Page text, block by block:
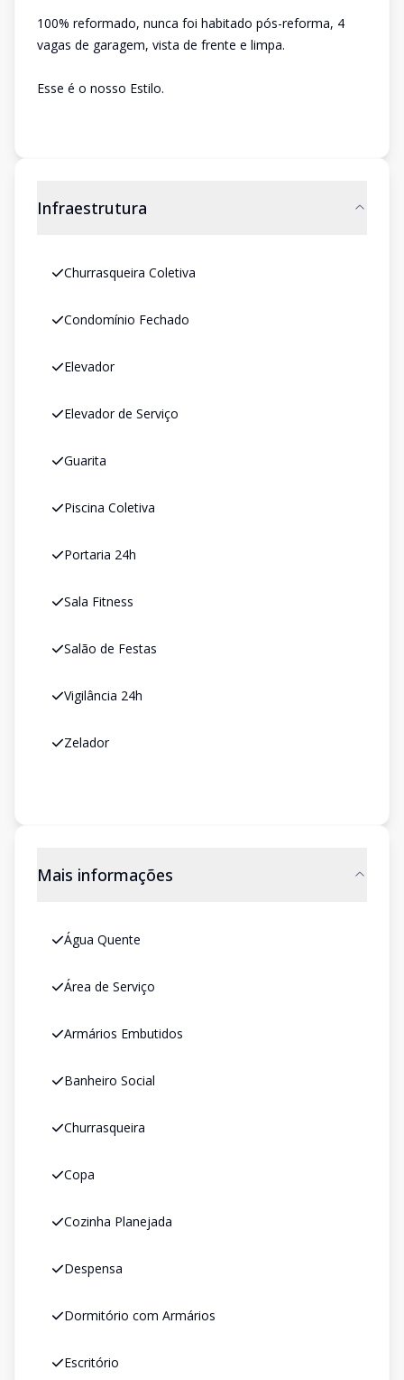
100% reformado, nunca foi habitado pós-reforma, 4
vagas de garagem, vista de frente e limpa.
Esse é o nosso Estilo.
Infraestrutura
Churrasqueira Coletiva
Condomínio Fechado
Elevador
Elevador de Serviço
Guarita
Piscina Coletiva
Portaria 24h
Sala Fitness
Salão de Festas
Vigilância 24h
Zelador
Mais informações
Água Quente
Área de Serviço
Armários Embutidos
Banheiro Social
Churrasqueira
Copa
Cozinha Planejada
Despensa
Dormitório com Armários
Escritório